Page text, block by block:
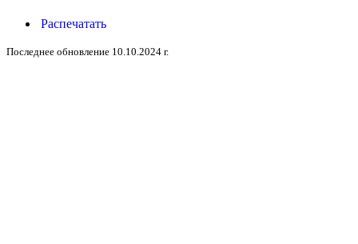
Распечатать
Последнее обновление 10.10.2024 г.